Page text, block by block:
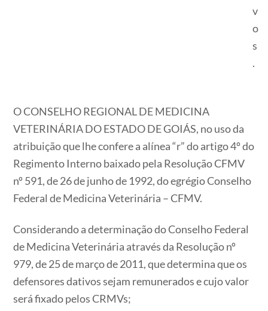
v
o
s
.
O CONSELHO REGIONAL DE MEDICINA
VETERINÁRIA DO ESTADO DE GOIÁS, no uso da
atribuição que lhe confere a alínea “r” do artigo 4º do
Regimento Interno baixado pela Resolução CFMV
nº 591, de 26 de junho de 1992, do egrégio Conselho
Federal de Medicina Veterinária – CFMV.
Considerando a determinação do Conselho Federal
de Medicina Veterinária através da Resolução nº
979, de 25 de março de 2011, que determina que os
defensores dativos sejam remunerados e cujo valor
será fixado pelos CRMVs;